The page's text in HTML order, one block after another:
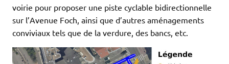
voirie pour proposer une piste cyclable bidirectionnelle
sur l’Avenue Foch, ainsi que d’autres aménagements
conviviaux tels que de la verdure, des bancs, etc.